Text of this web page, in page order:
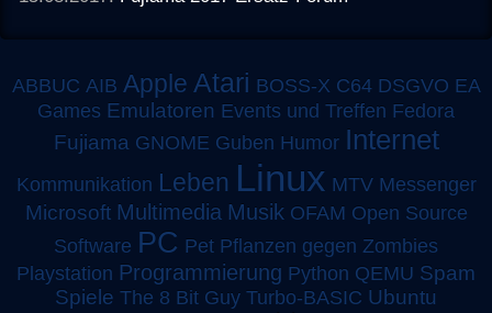
ABBUC AIB Apple Atari BOSS-X C64 DSGVO EA
Games Emulatoren Events und Treffen Fedora
Fujiama GNOME Guben Humor Internet
Kommunikation Leben Linux MTV Messenger
Microsoft Multimedia Musik OFAM Open Source
Software PC Pet Pflanzen gegen Zombies
Playstation Programmierung Python QEMU Spam
Spiele The 8 Bit Guy Turbo-BASIC Ubuntu